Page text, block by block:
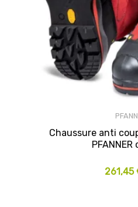
Chaussure anti
PFANNER
261,45